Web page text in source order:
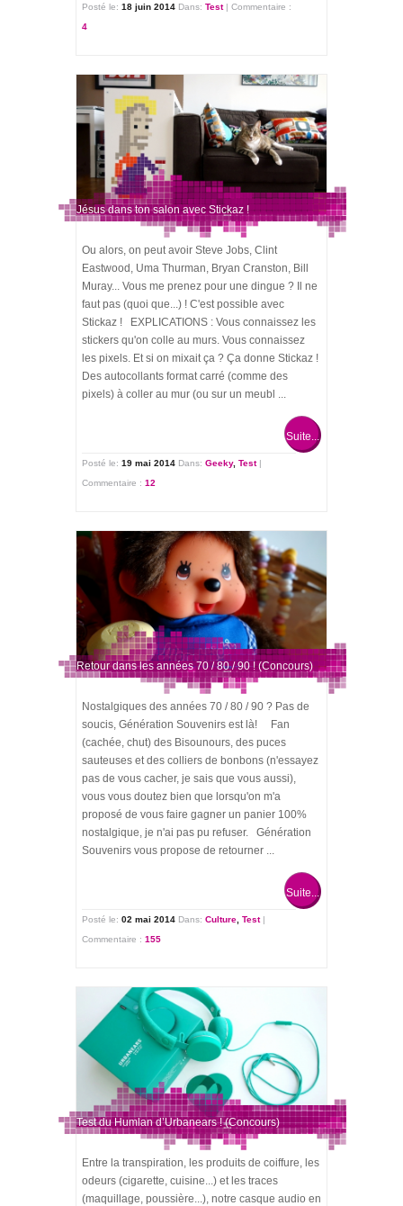
Posté le: 18 juin 2014 Dans: Test | Commentaire :
4
Jésus dans ton salon avec Stickaz !
Ou alors, on peut avoir Steve Jobs, Clint
Eastwood, Uma Thurman, Bryan Cranston, Bill
Muray... Vous me prenez pour une dingue ? Il ne
faut pas (quoi que...) ! C'est possible avec
Stickaz ! EXPLICATIONS : Vous connaissez les
stickers qu'on colle au murs. Vous connaissez
les pixels. Et si on mixait ça ? Ça donne Stickaz !
Des autocollants format carré (comme des
pixels) à coller au mur (ou sur un meubl ...
Suite...
Posté le: 19 mai 2014 Dans: Geeky, Test |
Commentaire : 12
Retour dans les années 70 / 80 / 90 ! (Concours)
Nostalgiques des années 70 / 80 / 90 ? Pas de
soucis, Génération Souvenirs est là! Fan
(cachée, chut) des Bisounours, des puces
sauteuses et des colliers de bonbons (n'essayez
pas de vous cacher, je sais que vous aussi),
vous vous doutez bien que lorsqu'on m'a
proposé de vous faire gagner un panier 100%
nostalgique, je n'ai pas pu refuser. Génération
Souvenirs vous propose de retourner ...
Suite...
Posté le: 02 mai 2014 Dans: Culture, Test |
Commentaire : 155
Test du Humlan d’Urbanears ! (Concours)
Entre la transpiration, les produits de coiffure, les
odeurs (cigarette, cuisine...) et les traces
(maquillage, poussière...), notre casque audio en